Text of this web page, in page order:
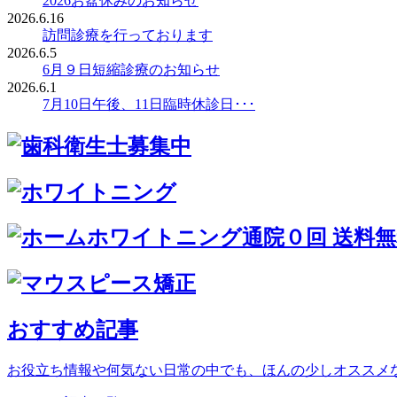
2026.6.16
訪問診療を行っております
2026.6.5
6月９日短縮診療のお知らせ
2026.6.1
7月10日午後、11日臨時休診日･･･
おすすめ記事
お役立ち情報や何気ない日常の中でも、ほんの少しオススメ